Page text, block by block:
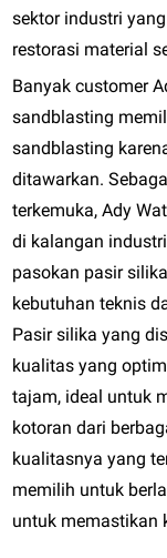
sektor industri
restorasi material
Banyak customer
sandblasting
sandblasting
ditawarkan.
terkemuka, Ady
di kalangan
pasokan pasir
kebutuhan teknis
Pasir silika yang
kualitas yang
tajam, ideal untuk
kotoran dari
kualitasnya yang
memilih untuk
untuk memastikan